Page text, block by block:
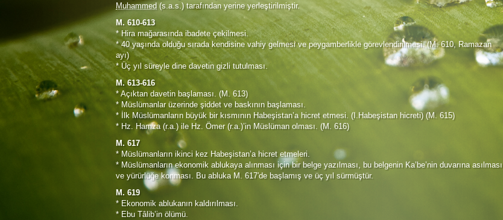
Muhammed(s.a.s.) tarafından yerine yerleştirilmiştir.
M. 610-613
* Hira mağarasında ibadete çekilmesi.
* 40 yaşında olduğu sırada kendisine vahiy gelmesi ve peygamberlikle görevlendirilmesi. (M. 610, Ramazan
ayı)
* Üç yıl süreyle dine davetin gizli tutulması.
M. 613-616
* Açıktan davetin başlaması. (M. 613)
* Müslümanlar üzerinde şiddet ve baskının başlaması.
* İlk Müslümanların büyük bir kısmının Habeşistan’a hicret etmesi. (I.Habeşistan hicreti) (M. 615)
* Hz. Hamza (r.a.) ile Hz. Ömer (r.a.)’in Müslüman olması. (M. 616)
M. 617
* Müslümanların ikinci kez Habeşistan’a hicret etmeleri.
* Müslümanların ekonomik ablukaya alınması için bir belge yazılması, bu belgenin Ka’be’nin duvarına asılması
ve yürürlüğe konması. Bu abluka M. 617′de başlamış ve üç yıl sürmüştür.
M. 619
* Ekonomik ablukanın kaldırılması.
* Ebu Tâlib’in ölümü.